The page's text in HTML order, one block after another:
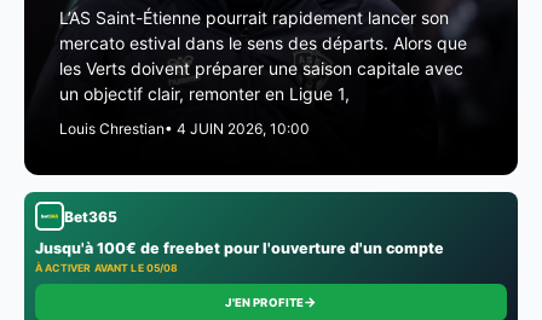
L’AS Saint-Étienne pourrait rapidement lancer son
mercato estival dans le sens des départs. Alors que
les Verts doivent préparer une saison capitale avec
un objectif clair, remonter en Ligue 1,
Louis Chrestian• 4 JUIN 2026, 10:00
Bet365
Jusqu'à 100€ de freebet pour l'ouverture d'un compte
À ACTIVER AVANT LE 05/08
J'EN PROFITE→